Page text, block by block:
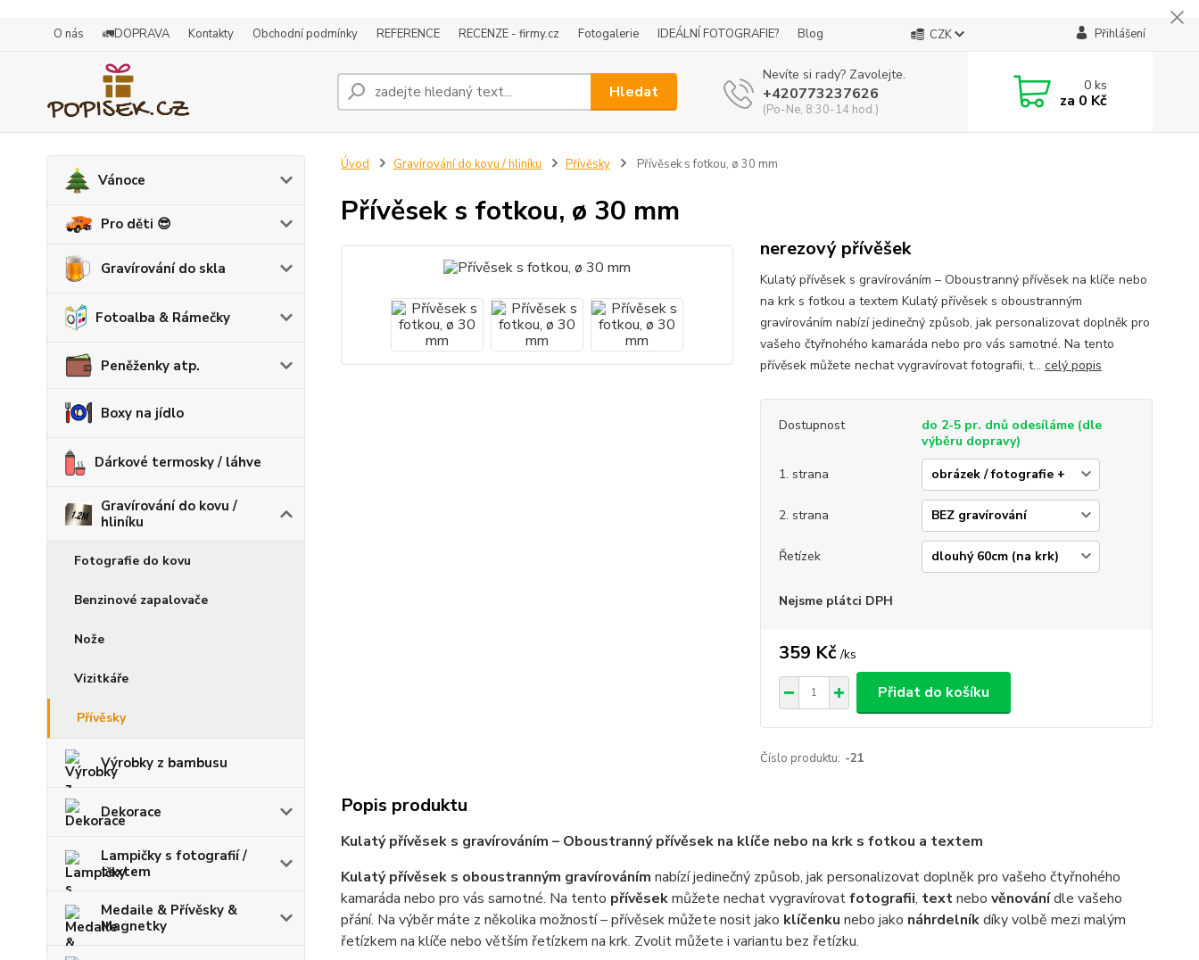
O nás 🚛DOPRAVA Kontakty Obchodní podmínky REFERENCE RECENZE - firmy.cz Fotogalerie IDEÁLNÍ FOTOGRAFIE? Blog CZK Přihlášení
Hledat
Nevíte si rady? Zavolejte.
+420773237626
(Po-Ne, 8:30-14 hod.)
0ks
za 0 Kč
Vánoce
Pro děti 😎
Gravírování do skla
Fotoalba & Rámečky
Peněženky atp.
Boxy na jídlo
Dárkové termosky / láhve
Gravírování do kovu /
hliníku
Fotografie do kovu
Benzinové zapalovače
Nože
Vizitkáře
Přívěsky
Výrobky z bambusu
Dekorace
Lampičky s fotografií /
textem
Medaile & Přívěsky &
Magnetky
Úvod Gravírování do kovu / hliníku Přívěsky Přívěsek s fotkou, ø 30 mm
Přívěsek s fotkou, ø 30 mm
nerezový přívěšek
Kulatý přívěsek s gravírováním – Oboustranný přívěsek na klíče nebo
na krk s fotkou a textem Kulatý přívěsek s oboustranným
gravírováním nabízí jedinečný způsob, jak personalizovat doplněk pro
vašeho čtyřnohého kamaráda nebo pro vás samotné. Na tento
přívěsek můžete nechat vygravírovat fotografii, t... celý popis
Dostupnost
do 2-5 pr. dnů odesíláme (dle
výběru dopravy)
1. strana
2. strana
Řetízek
Nejsme plátci DPH
359 Kč /ks
Přidat do košíku
Číslo produktu: -21
Popis produktu
Kulatý přívěsek s gravírováním – Oboustranný přívěsek na klíče nebo na krk s fotkou a textem
Kulatý přívěsek s oboustranným gravírováním nabízí jedinečný způsob, jak personalizovat doplněk pro vašeho čtyřnohého
kamaráda nebo pro vás samotné. Na tento přívěsekmůžete nechat vygravírovatfotografii, textnebo věnovánídle vašeho
přání. Na výběr máte z několika možností – přívěsek můžete nosit jako klíčenku nebo jako náhrdelníkdíky volbě mezi malým
řetízkem na klíče nebo větším řetízkem na krk. Zvolit můžete i variantu bez řetízku.